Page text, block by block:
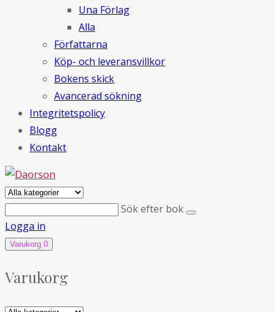
Una Förlag
Alla
Författarna
Köp- och leveransvillkor
Bokens skick
Avancerad sökning
Integritetspolicy
Blogg
Kontakt
Sök efter bok
Logga in
Varukorg 0
Varukorg